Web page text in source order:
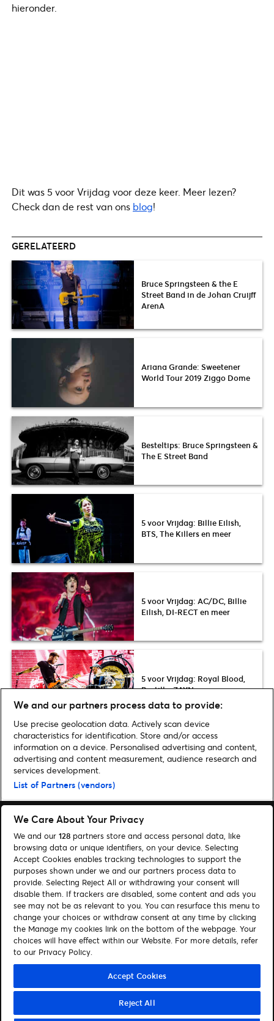
hieronder.
Dit was 5 voor Vrijdag voor deze keer. Meer lezen?
Check dan de rest van ons blog!
GERELATEERD
Bruce Springsteen & the E
Street Band in de Johan Cruijff
ArenA
Ariana Grande: Sweetener
World Tour 2019 Ziggo Dome
Besteltips: Bruce Springsteen &
The E Street Band
5 voor Vrijdag: Billie Eilish,
BTS, The Killers en meer
5 voor Vrijdag: AC/DC, Billie
Eilish, DI-RECT en meer
5 voor Vrijdag: Royal Blood,
Bastille, ZAYN en meer
Home Muziek »
5 voor Vrijdag: Ariana Grande, Bruce Springsteen en
meer
Zoeken
Cookies beheren
Contact
Privacy Policy
Cookiebeleid
Disclaimer
Volg ons
Visit Facebook (opens in a new window)
Visit Instagram (opens in a new window)
Visit Tiktok (opens in a new window)
Visit LinkedIn (opens in a new window)
© Ticketmaster 2026
We and our partners process data to provide:
Use precise geolocation data. Actively scan device
characteristics for identification. Store and/or access
information on a device. Personalised advertising and content,
advertising and content measurement, audience research and
services development.
List of Partners (vendors)
We Care About Your Privacy
We and our 128 partners store and access personal data, like
browsing data or unique identifiers, on your device. Selecting
Accept Cookies enables tracking technologies to support the
purposes shown under we and our partners process data to
provide. Selecting Reject All or withdrawing your consent will
disable them. If trackers are disabled, some content and ads you
see may not be as relevant to you. You can resurface this menu to
change your choices or withdraw consent at any time by clicking
the Manage my cookies link on the bottom of the webpage. Your
choices will have effect within our Website. For more details, refer
to our Privacy Policy.
Accept Cookies
Reject All